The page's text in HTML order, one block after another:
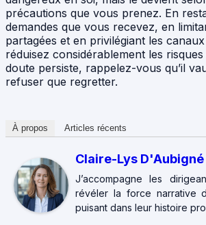
précautions que vous prenez. En
demandes que vous recevez, en
partagées et en privilégiant les
réduisez considérablement les
doute persiste, rappelez-vous qu’il
refuser que regretter.
À propos Articles récents
Claire-Lys D'Aubigné
J’accompagne les
révéler la force narrative
puisant dans leur histoire